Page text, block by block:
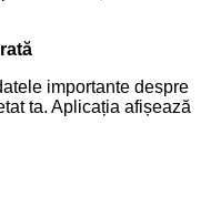
importante despre
ta. Aplicația afișează